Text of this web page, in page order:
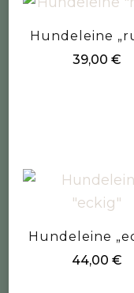
Hundeleine
39,00 €
Hundeleine
44,00 €